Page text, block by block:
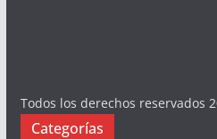
Todos los derechos reservados
Categorías